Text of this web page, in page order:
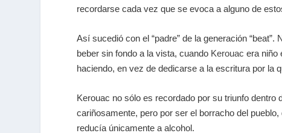
recordarse cada vez que se evoca a alguno de
Así sucedió con el “padre” de la generación
beber sin fondo a la vista, cuando Kerouac era niño
haciendo, en vez de dedicarse a la escritura por la
Kerouac no sólo es recordado por su triunfo
cariñosamente, pero por ser el borracho del
reducía únicamente a alcohol.